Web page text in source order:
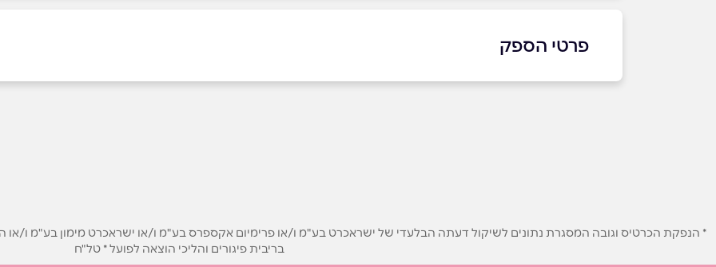
פרטי הספק
* הנפקת הכרטיס וגובה המסגרת נתונים לשיקול דעתה הבלעדי של ישראכרט בע"מ ו/או פרימיום אקספרס בע"מ ו/או ישראכרט מימון בע"מ ו/או
בריבית פיגורים והליכי הוצאה לפועל * טל"ח